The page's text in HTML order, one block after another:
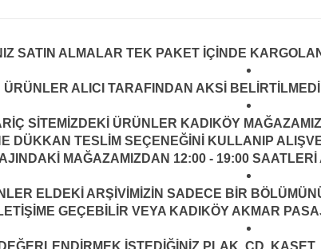
SATIN ALMALAR TEK PAKET İÇİNDE
ÜRÜNLER ALICI TARAFINDAN AKSİ
SİTEMİZDEKİ ÜRÜNLER KADIKÖY
DÜKKAN TESLİM SEÇENEĞİNİ KULLANIP
MAĞAZAMIZDAN 12:00 - 19:00
ELDEKİ ARŞİVİMİZİN SADECE BİR
GEÇEBİLİR VEYA KADIKÖY AKMAR
İSTEDİĞİNİZ PLAK, CD,